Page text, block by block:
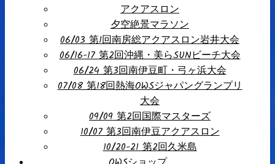
アクアスロン
夕空絶景マラソン
06/03 第1回南房総アクアスロン岩井大会
06/16-17 第2回沖縄・美らSUNビーチ大会
06/24 第3回南伊豆町・弓ヶ浜大会
07/08 第18回熱海OWSジャパングランプリ
大会
09/09 第2回国際マスターズ
10/07 第3回南伊豆アクアスロン
10/20-21 第2回久米島